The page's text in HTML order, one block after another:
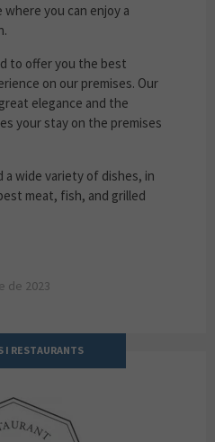
you can enjoy a
to offer you the best
on our premises. Our
elegance and the
your stay on the premises
a wide variety of dishes, in
meat, fish, and grilled
de 2023
I RESTAURANTS